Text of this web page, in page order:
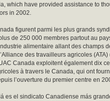
which have provided assistance to
in 2002.
figurent parmi les plus grands
de 250 000 membres partout au
alimentaire allant des champs
des travailleurs agricoles
Canada exploitent également dix
à travers le Canada, qui ont
l’ouverture du premier centre en
es el sindicato Canadiense más